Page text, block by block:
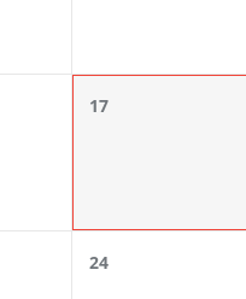
17
24